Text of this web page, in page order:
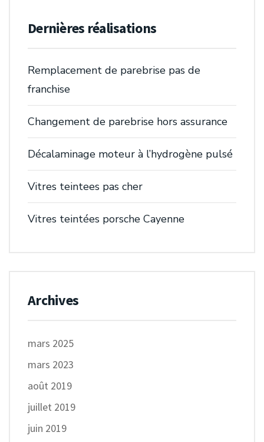
Dernières réalisations
Remplacement de parebrise pas de
franchise
Changement de parebrise hors assurance
Décalaminage moteur à l’hydrogène pulsé
Vitres teintees pas cher
Vitres teintées porsche Cayenne
Archives
mars 2025
mars 2023
août 2019
juillet 2019
juin 2019